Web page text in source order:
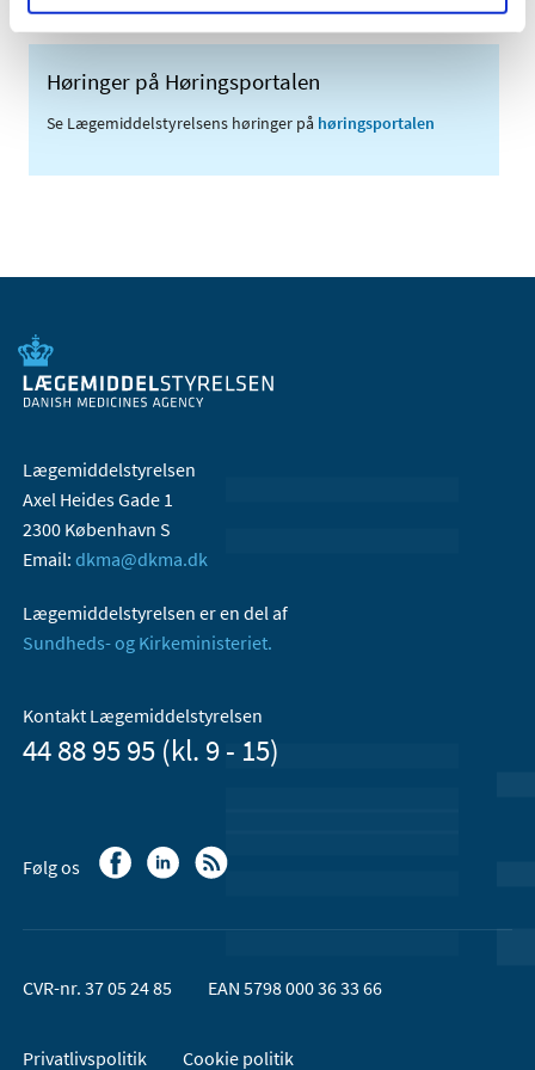
Høringer på Høringsportalen
Se Lægemiddelstyrelsens høringer på høringsportalen
Lægemiddelstyrelsen
Axel Heides Gade 1
2300 København S
Email: dkma@dkma.dk
Lægemiddelstyrelsen er en del af
Sundheds- og Kirkeministeriet.
Kontakt Lægemiddelstyrelsen
44 88 95 95 (kl. 9 - 15)
Følg os
CVR-nr. 37 05 24 85 EAN 5798 000 36 33 66
Privatlivspolitik Cookie politik